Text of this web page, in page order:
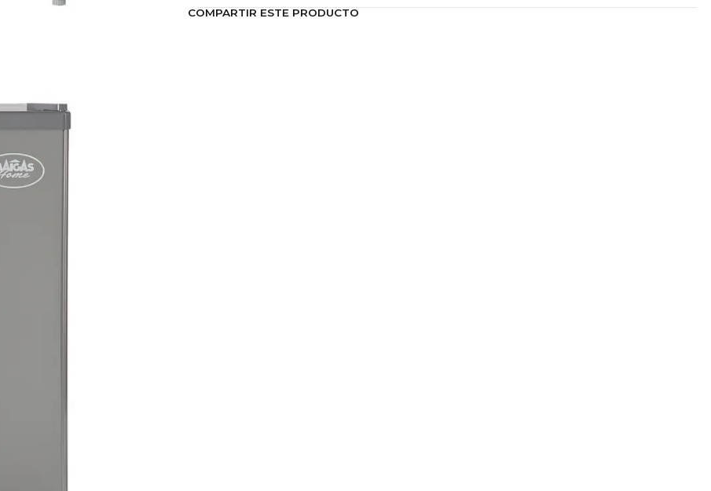
Alto: 63 mm
COMPARTIR ESTE PRODUCTO